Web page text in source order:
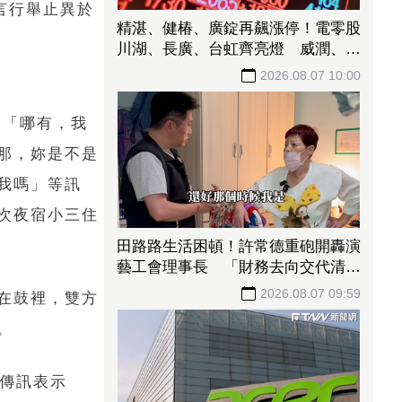
行舉止異於
哪有，我
，妳是不是
嗎」等訊
夜宿小三住
鼓裡，雙方
訊表示
精湛、健椿、廣錠再飆漲停！電零股
川湖、長廣、台虹齊亮燈 威潤、承
啟、永擎攻頂鎖不住 2026.08.07 10:00
田路路生活困頓！許常德重砲開轟演
藝工會理事長 「財務去向交代清
2026.08.07 09:59